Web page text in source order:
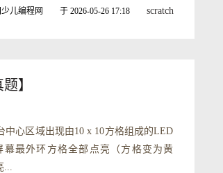
儿编程网 于 2026-05-26 17:18 scratch
】
心区域出现由10 x 10方格组成的LED
幕最外环方格全部点亮（方格变为黄
...